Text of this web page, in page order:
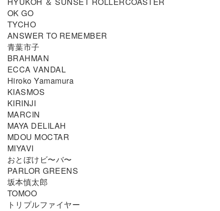
OK GO
TYCHO
ANSWER TO REMEMBER
青葉市子
BRAHMAN
ECCA VANDAL
Hiroko Yamamura
KIASMOS
KIRINJI
MARCIN
MAYA DELILAH
MDOU MOCTAR
MIYAVI
おとぼけビ〜バ〜
PARLOR GREENS
坂本慎太郎
TOMOO
トリプルファイヤー